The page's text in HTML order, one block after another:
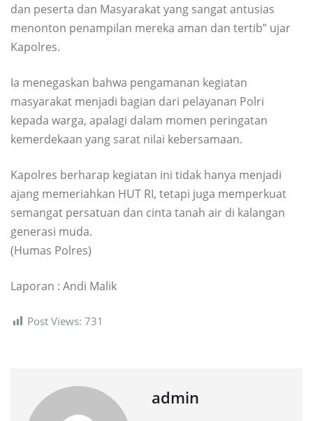
dan peserta dan Masyarakat yang sangat antusias
menonton penampilan mereka aman dan tertib” ujar
Kapolres.
Ia menegaskan bahwa pengamanan kegiatan
masyarakat menjadi bagian dari pelayanan Polri
kepada warga, apalagi dalam momen peringatan
kemerdekaan yang sarat nilai kebersamaan.
Kapolres berharap kegiatan ini tidak hanya menjadi
ajang memeriahkan HUT RI, tetapi juga memperkuat
semangat persatuan dan cinta tanah air di kalangan
generasi muda.
(Humas Polres)
Laporan : Andi Malik
Post Views: 731
admin